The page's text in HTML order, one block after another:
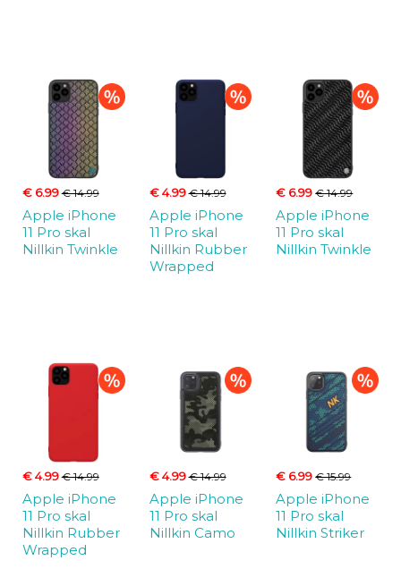
€ 6.99€ 14.99
Apple iPhone
11 Pro skal
Nillkin Twinkle
€ 4.99€ 14.99
Apple iPhone
11 Pro skal
Nillkin Rubber
Wrapped
€ 6.99€ 14.99
Apple iPhone
11 Pro skal
Nillkin Twinkle
€ 4.99€ 14.99
Apple iPhone
11 Pro skal
Nillkin Rubber
Wrapped
€ 4.99€ 14.99
Apple iPhone
11 Pro skal
Nillkin Camo
€ 6.99€ 15.99
Apple iPhone
11 Pro skal
Nillkin Striker